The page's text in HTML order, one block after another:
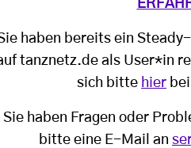
haben bereits ein
tanznetz.de als User*in
sich bitte hier
Sie haben Fragen oder
bitte eine E-Mail an